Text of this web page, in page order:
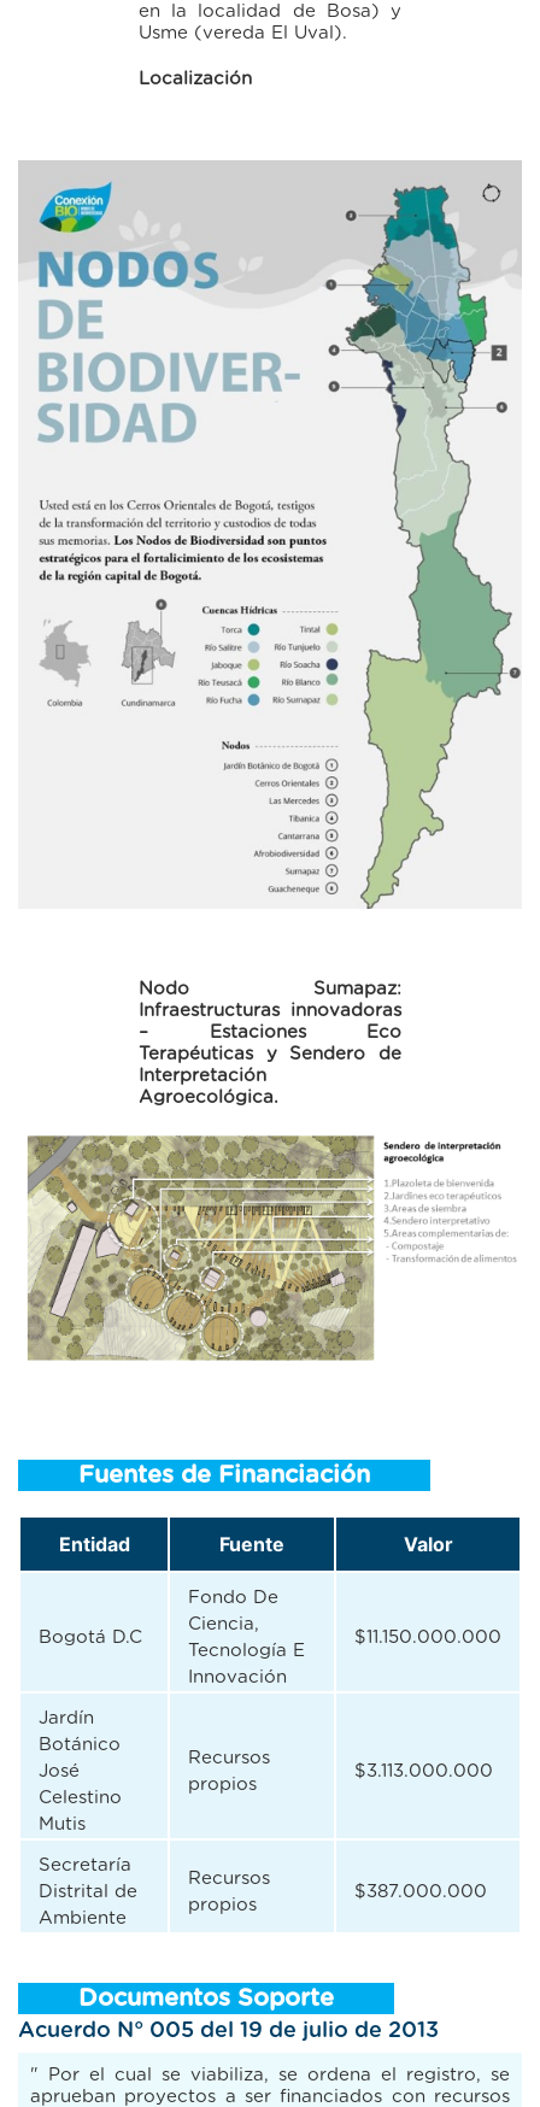
en la localidad de Bosa) y
Usme (vereda El Uval).
Localización
Nodo Sumapaz:
Infraestructuras innovadoras
– Estaciones Eco
Terapéuticas y Sendero de
Interpretación
Agroecológica.
Fuentes de Financiación
Entidad Fuente Valor
Bogotá D.C
Fondo De
Ciencia,
Tecnología E
Innovación
$11.150.000.000
Jardín
Botánico
José
Celestino
Mutis
Recursos
propios
$3.113.000.000
Secretaría
Distrital de
Ambiente
Recursos
propios
$387.000.000
Documentos Soporte
Acuerdo N° 005 del 19 de julio de 2013
" Por el cual se viabiliza, se ordena el registro, se
aprueban proyectos a ser financiados con recursos